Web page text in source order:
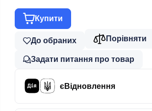
Купити
До обраних Порівняти
Задати питання про товар
єВідновлення